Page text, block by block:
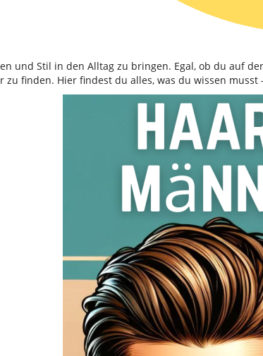
und Stil in den Alltag zu bringen. Egal, ob du auf
finden. Hier findest du alles, was du wissen musst